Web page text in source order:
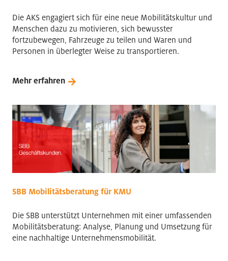
Die AKS engagiert sich für eine neue Mobilitätskultur und
Menschen dazu zu motivieren, sich bewusster
fortzubewegen, Fahrzeuge zu teilen und Waren und
Personen in überlegter Weise zu transportieren.
Mehr erfahren
SBB Mobilitätsberatung für KMU
Die SBB unterstützt Unternehmen mit einer umfassenden
Mobilitätsberatung: Analyse, Planung und Umsetzung für
eine nachhaltige Unternehmensmobilität.